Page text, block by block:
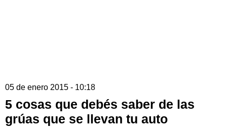
05 de enero 2015 - 10:18
5 cosas que debés saber de las
grúas que se llevan tu auto